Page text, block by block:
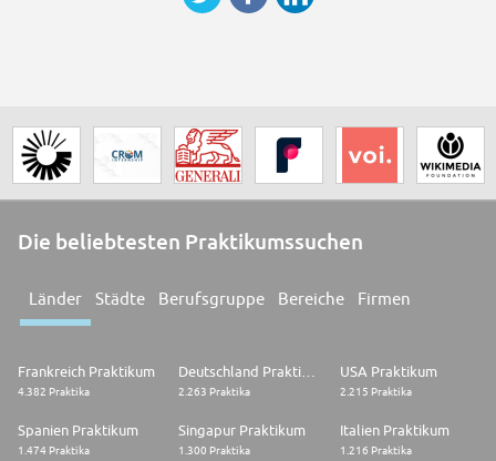
Die beliebtesten Praktikumssuchen
Länder Städte Berufsgruppe Bereiche Firmen
Frankreich Praktikum
4.382 Praktika 2.263 Praktika
USA Praktikum
2.215 Praktika
Spanien Praktikum
1.474 Praktika
Singapur Praktikum
1.300 Praktika
Italien Praktikum
1.216 Praktika